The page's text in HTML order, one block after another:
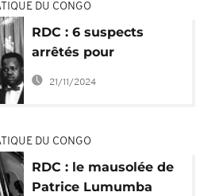
DU CONGO
RDC : 6 suspects
arrêtés pour
vandalisme au
21/11/2024
DU CONGO
RDC : le mausolée de
Patrice Lumumba